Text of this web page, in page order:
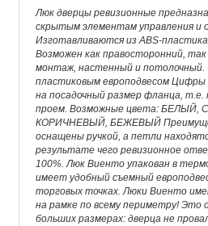
Люк дверцы ревизионные
скрытым элементам управления и
Изготавливаются из ABS-
Возможен как правосторонний,
монтаж, настенный и
пластиковым европодвесом
на посадочный размер фланца,
проем. Возможные цвета: БЕЛЫЙ,
КОРИЧНЕВЫЙ, БЕЖЕВЫЙ
оснащены ручкой, а петли
результате чего ревизионное
100%. Люк Виенто упакован в
имеет удобный съемный
торговых точках. Люки Виенто
на рамке по всему периметру! Это
больших размерах: дверца не